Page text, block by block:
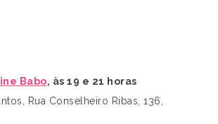
Babo, às 19 e 21 horas
Rua Conselheiro Ribas, 136,